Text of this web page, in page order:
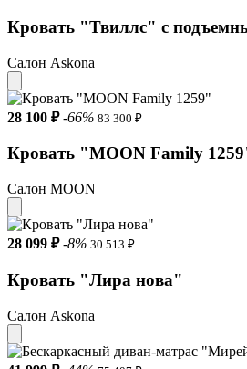
Кровать "Твиллс" с
Салон Askona
28 100 ₽ -66% 83 300 ₽
Кровать "MOON Family
Салон MOON
28 099 ₽ -8% 30 513 ₽
Кровать "Лира нова"
Салон Askona